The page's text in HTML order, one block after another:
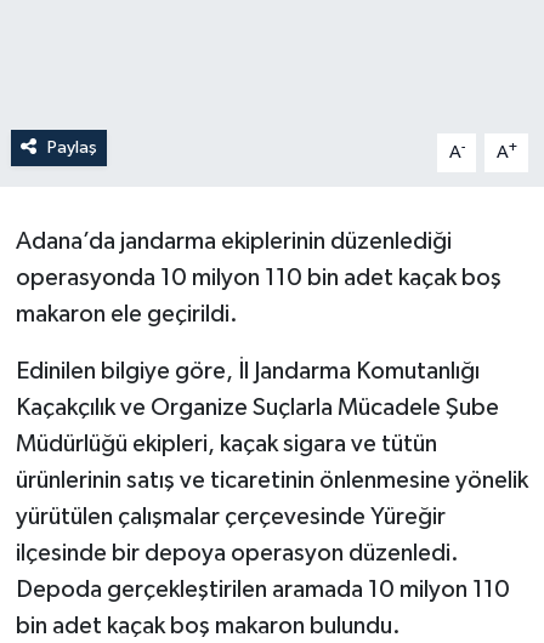
Paylaş A- A+
Adana’da jandarma ekiplerinin düzenlediği
operasyonda 10 milyon 110 bin adet kaçak boş
makaron ele geçirildi.
Edinilen bilgiye göre, İl Jandarma Komutanlığı
Kaçakçılık ve Organize Suçlarla Mücadele Şube
Müdürlüğü ekipleri, kaçak sigara ve tütün
ürünlerinin satış ve ticaretinin önlenmesine yönelik
yürütülen çalışmalar çerçevesinde Yüreğir
ilçesinde bir depoya operasyon düzenledi.
Depoda gerçekleştirilen aramada 10 milyon 110
bin adet kaçak boş makaron bulundu.